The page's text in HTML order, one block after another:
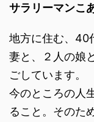
サラリーマンこ
地方に住む、40
妻と、２人の娘
ごしています。
今のところの人
ること。そのた